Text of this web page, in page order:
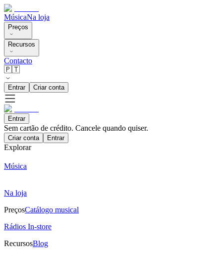
MúsicaNa loja
Preços
Recursos
Contacto
🇵🇹
Entrar Criar conta
Entrar
Sem cartão de crédito. Cancele quando quiser.
Criar conta Entrar
Explorar
Música
Na loja
PreçosCatálogo musical
Rádios In-store
RecursosBlog